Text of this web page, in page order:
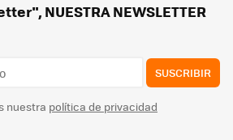
NUESTRA NEWSLETTER
SUSCRIBIR
nuestra política de privacidad